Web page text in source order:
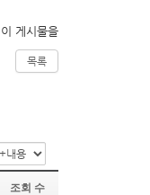
이 게시물을
목록
조회 수